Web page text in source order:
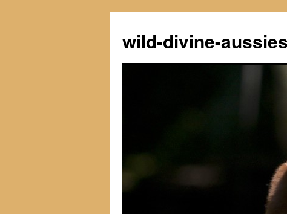
springen
wild-divine-